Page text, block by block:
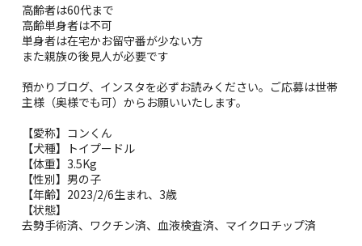
高齢者は60代まで
高齢単身者は不可
単身者は在宅かお留守番が少ない方
また親族の後見人が必要です
預かりブログ、インスタを必ずお読みください。ご応募は世帯
主様（奥様でも可）からお願いいたします。
【愛称】コンくん
【犬種】トイプードル
【体重】3.5Kg
【性別】男の子
【年齢】2023/2/6生まれ、3歳
【状態】
去勢手術済、ワクチン済、血液検査済、マイクロチップ済